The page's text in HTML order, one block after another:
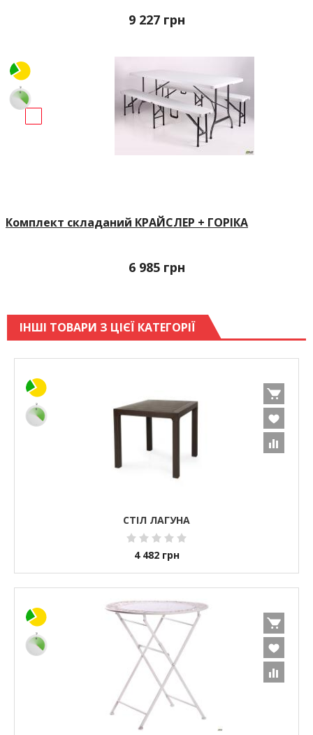
9 227 грн
Комплект складаний КРАЙСЛЕР + ГОРІКА
6 985 грн
ІНШІ ТОВАРИ З ЦІЄЇ КАТЕГОРІЇ
СТІЛ ЛАГУНА
4 482 грн